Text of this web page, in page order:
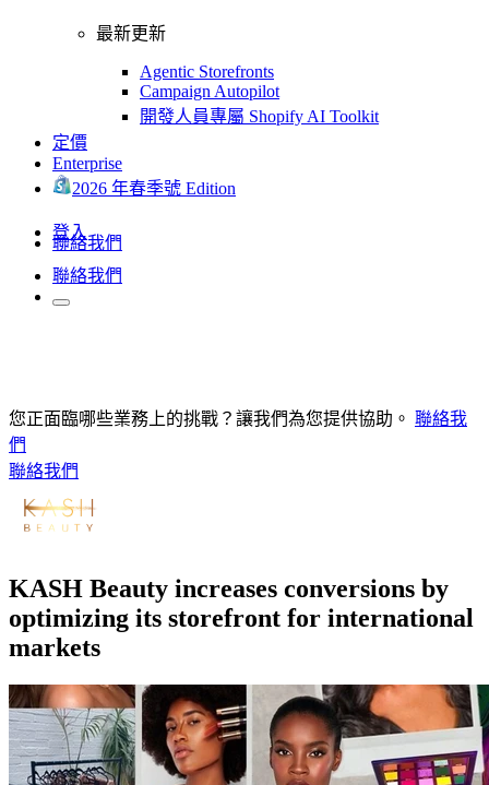
最新更新
Agentic Storefronts
Campaign Autopilot
開發人員專屬 Shopify AI Toolkit
定價
Enterprise
2026 年春季號 Edition
登入
聯絡我們
聯絡我們
您正面臨哪些業務上的挑戰？讓我們為您提供協助。 聯絡我
們
聯絡我們
KASH Beauty increases conversions by
optimizing its storefront for international
markets